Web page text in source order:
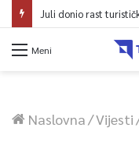
Meni
Naslovna/Vijesti